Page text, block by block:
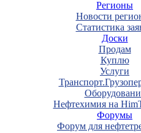
Регионы
Новости
Статистика
Доски
Продам
Куплю
Услуги
Нефтехимия на
Форумы
Форум для